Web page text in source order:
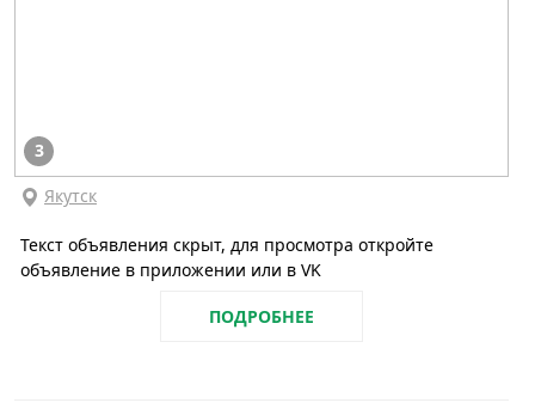
3
Якутск
Текст объявления скрыт, для просмотра откройте
объявление в приложении или в VK
ПОДРОБНЕЕ